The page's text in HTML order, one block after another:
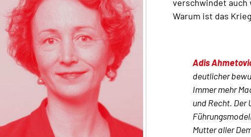
verschwindet auch
Warum ist das
Adis
deutlicher
Immer mehr
und Recht. Der
Mutter aller